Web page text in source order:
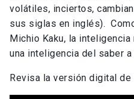
volátiles, inciertos,
sus siglas en inglés).
Michio Kaku, la
una inteligencia del saber
Revisa la versión digital de